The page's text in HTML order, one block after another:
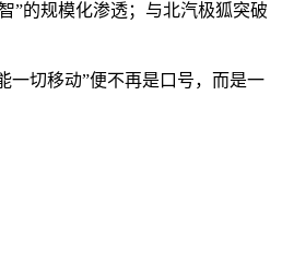
”的规模化渗透；与北汽极狐突破
一切移动”便不再是口号，而是一